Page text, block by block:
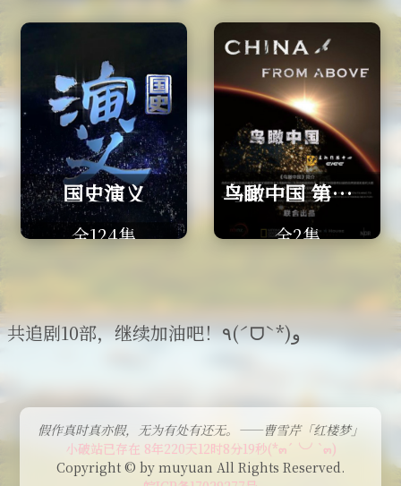
国史演义
全124集
鸟瞰中国 第一季
全2集
共追剧10部，继续加油吧！٩(ˊᗜˋ*)و
假作真时真亦假，无为有处有还无。——曹雪芹「红楼梦」
小破站已存在 8年220天12时8分20秒(*๓´╰╯`๓)
Copyright © by muyuan All Rights Reserved.